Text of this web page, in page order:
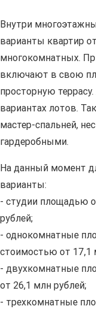
Внутри
варианты квартир
многокомнатных.
включают в свою
просторную
вариантах лотов.
мастер-спальней,
гардеробными.
На данный момент
варианты:
- студии площадью
рублей;
- однокомнатные
стоимостью от 17,1
- двухкомнатные
от 26,1 млн рублей;
- трехкомнатные